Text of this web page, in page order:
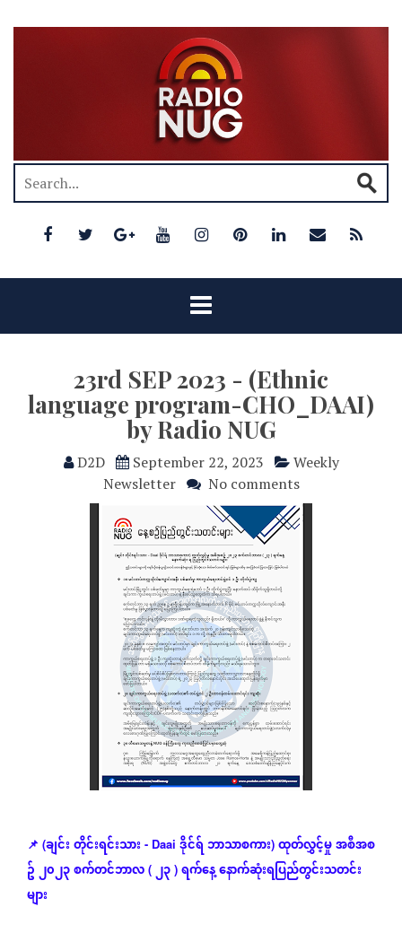
23rd SEP 2023 - (Ethnic
language program-CHO_DAAI)
by Radio NUG
D2D September 22, 2023
Weekly
Newsletter
No comments
📌 (ချင်းတိုင်းရင်းသား - Daai ဒိုင်ရ်ဘာသာစကား) ထုတ်လွှင့်မှုအစီအစ
ဥ်၂၀၂၃စက်တင်ဘာလ ( ၂၃ ) ရက်နေ့နောက်ဆုံးရပြည်တွင်းသတင်း
များ